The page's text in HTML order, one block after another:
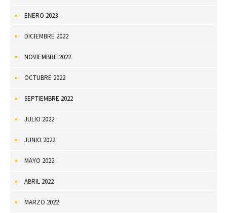
ENERO 2023
DICIEMBRE 2022
NOVIEMBRE 2022
OCTUBRE 2022
SEPTIEMBRE 2022
JULIO 2022
JUNIO 2022
MAYO 2022
ABRIL 2022
MARZO 2022